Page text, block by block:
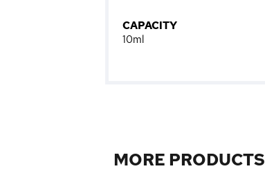
CAPACITY
10ml
MORE PRODUCTS